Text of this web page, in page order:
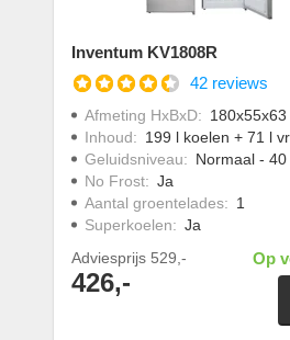
Inventum KV1808R
42 reviews
Afmeting HxBxD: 180x55x63
Inhoud: 199 l koelen + 71 l
Geluidsniveau: Normaal - 40
No Frost: Ja
Aantal groentelades: 1
Superkoelen: Ja
Adviesprijs 529,-
426,-
Op